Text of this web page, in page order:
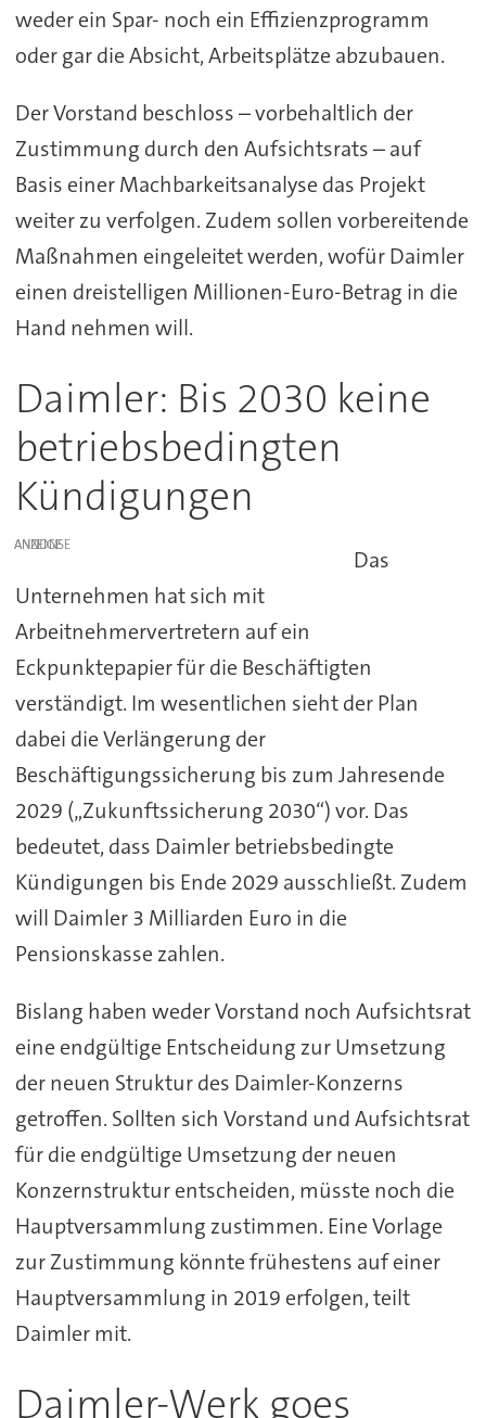
weder ein Spar- noch ein Effizienzprogramm
oder gar die Absicht, Arbeitsplätze abzubauen.
Der Vorstand beschloss – vorbehaltlich der
Zustimmung durch den Aufsichtsrats – auf
Basis einer Machbarkeitsanalyse das Projekt
weiter zu verfolgen. Zudem sollen vorbereitende
Maßnahmen eingeleitet werden, wofür Daimler
einen dreistelligen Millionen-Euro-Betrag in die
Hand nehmen will.
Daimler: Bis 2030 keine
betriebsbedingten
Kündigungen
ANZEIGE
Das
Unternehmen hat sich mit
Arbeitnehmervertretern auf ein
Eckpunktepapier für die Beschäftigten
verständigt. Im wesentlichen sieht der Plan
dabei die Verlängerung der
Beschäftigungssicherung bis zum Jahresende
2029 („Zukunftssicherung 2030“) vor. Das
bedeutet, dass Daimler betriebsbedingte
Kündigungen bis Ende 2029 ausschließt. Zudem
will Daimler 3 Milliarden Euro in die
Pensionskasse zahlen.
Bislang haben weder Vorstand noch Aufsichtsrat
eine endgültige Entscheidung zur Umsetzung
der neuen Struktur des Daimler-Konzerns
getroffen. Sollten sich Vorstand und Aufsichtsrat
für die endgültige Umsetzung der neuen
Konzernstruktur entscheiden, müsste noch die
Hauptversammlung zustimmen. Eine Vorlage
zur Zustimmung könnte frühestens auf einer
Hauptversammlung in 2019 erfolgen, teilt
Daimler mit.
Daimler-Werk goes